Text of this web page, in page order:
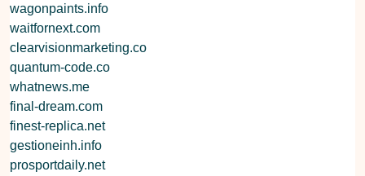
wagonpaints.info
waitfornext.com
clearvisionmarketing.co
quantum-code.co
whatnews.me
final-dream.com
finest-replica.net
gestioneinh.info
prosportdaily.net